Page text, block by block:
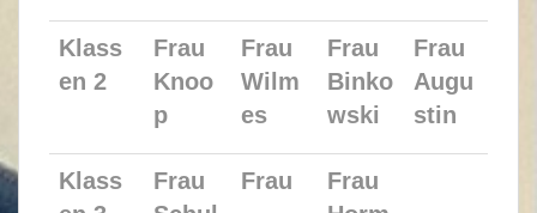
Klass
en 2
Frau
Knoo
p
Frau
Wilm
es
Frau
Binko
wski
Frau
Augu
stin
Klass
Frau
Frau
Frau